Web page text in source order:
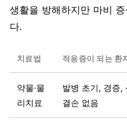
생활을 방해하지만 마비
다.
치료법 적응증이 되는 환
약물·물
리치료
발병 초기, 경증,
결손 없음